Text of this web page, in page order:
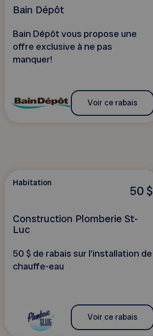
Bain Dépôt
Bain Dépôt vous propose une
offre exclusive à ne pas
manquer!
Voir ce rabais
50 $
Habitation
Construction Plomberie St-
Luc
50 $ de rabais sur l'installation de
chauffe-eau
Voir ce rabais